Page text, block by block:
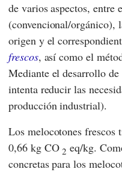
de varios aspectos,
(convencional/orgánico),
origen y el
frescos, así como el
Mediante el desarrollo de
intenta reducir las
producción industrial).
Los melocotones frescos
0,66 kg CO2 eq/kg.
concretas para los